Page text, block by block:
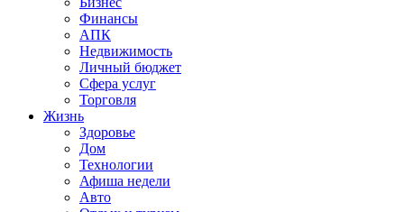
Финансы
АПК
Недвижимость
Личный бюджет
Сфера услуг
Торговля
Жизнь
Здоровье
Дом
Технологии
Афиша недели
Авто